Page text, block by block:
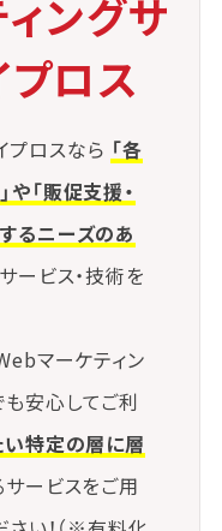
品質維持が困難
、現場の理解と
キュリティ管理
ングサ
ロス
ロスなら 「各
や「販促支援・
るニーズのあ
ービス・技術を
マーケティン
安心してご利
特定の層に層
サービスをご用